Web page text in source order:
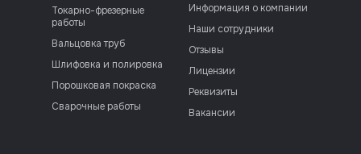
Информация о компании
Наши сотрудники
Отзывы
Лицензии
Реквизиты
Токарно-фрезерные
работы
Вальцовка труб
Шлифовка и полировка
Порошковая покраска
Сварочные работы
Вакансии